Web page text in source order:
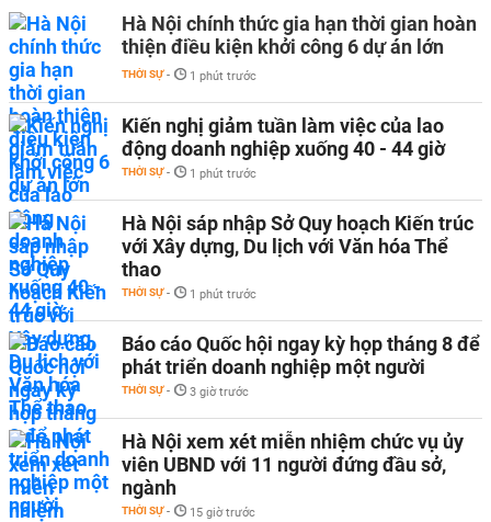
Hà Nội chính thức gia hạn thời gian hoàn
thiện điều kiện khởi công 6 dự án lớn
THỜI SỰ - 1 phút trước
Kiến nghị giảm tuần làm việc của lao
động doanh nghiệp xuống 40 - 44 giờ
THỜI SỰ - 1 phút trước
Hà Nội sáp nhập Sở Quy hoạch Kiến trúc
với Xây dựng, Du lịch với Văn hóa Thể
thao
THỜI SỰ - 1 phút trước
Báo cáo Quốc hội ngay kỳ họp tháng 8 để
phát triển doanh nghiệp một người
THỜI SỰ - 3 giờ trước
Hà Nội xem xét miễn nhiệm chức vụ ủy
viên UBND với 11 người đứng đầu sở,
ngành
THỜI SỰ - 15 giờ trước